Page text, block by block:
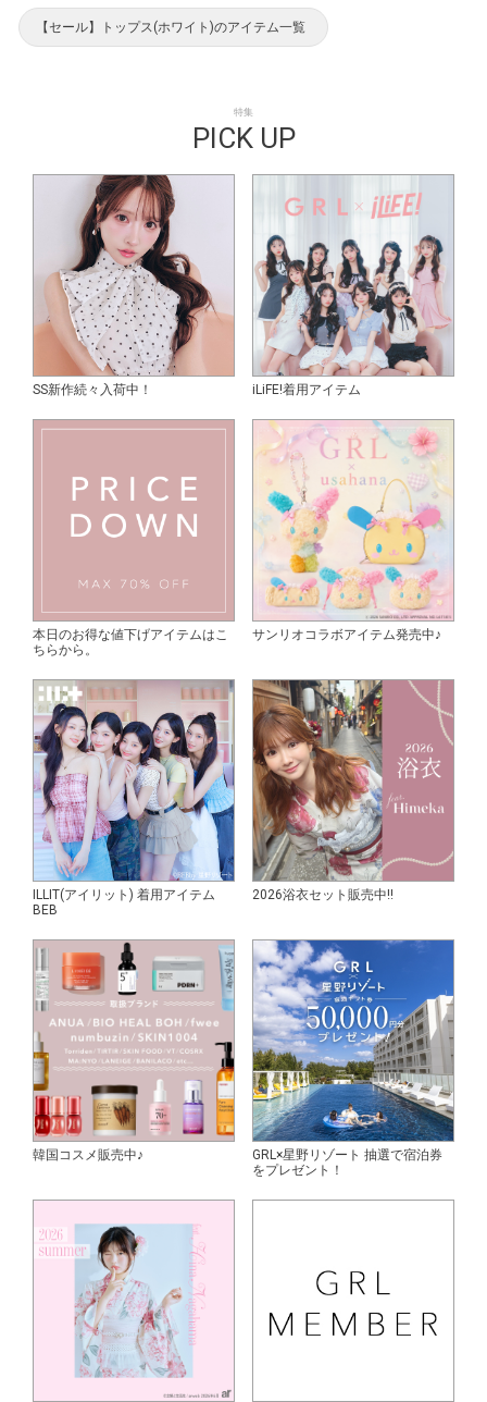
【セール】トップス(ホワイト)のアイテム一覧
特集
PICK UP
SS新作続々入荷中！ iLiFE!着用アイテム
本日のお得な値下げアイテムはこ
ちらから。
サンリオコラボアイテム発売中♪
ILLIT(アイリット) 着用アイテム
BEB
2026浴衣セット販売中!!
韓国コスメ販売中♪
GRL×星野リゾート 抽選で宿泊券
をプレゼント！